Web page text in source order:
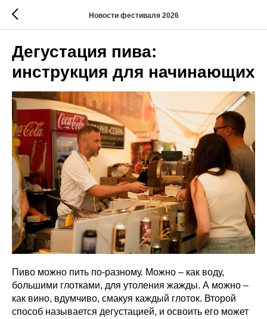
Новости фестиваля 2026
Дегустация пива:
инструкция для начинающих
Пиво можно пить по-разному. Можно – как воду,
большими глотками, для утоления жажды. А можно –
как вино, вдумчиво, смакуя каждый глоток. Второй
способ называется дегустацией, и освоить его может